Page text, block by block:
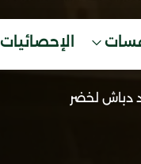
الإحصائيات
دباش لخضر